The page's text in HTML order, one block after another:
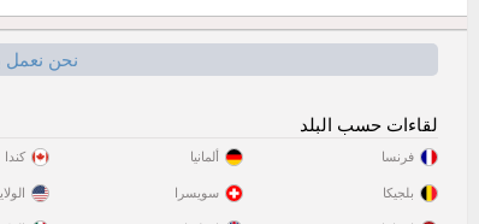
نحن نعمل
لقاءات حسب البلد
فرنسا
بلجيكا
ألمانيا
سويسرا
كندا